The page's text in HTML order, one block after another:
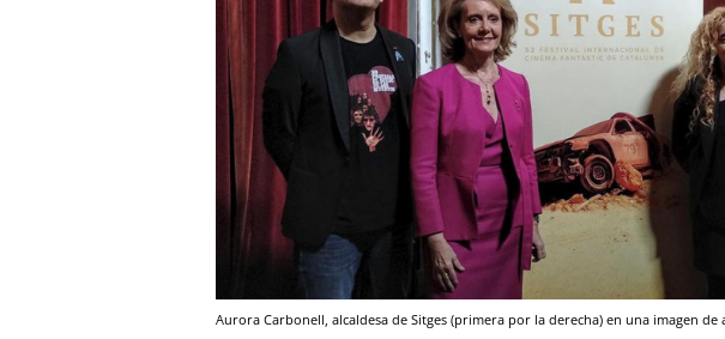
Aurora Carbonell, alcaldesa de Sitges (primera por la derecha) en una imagen de